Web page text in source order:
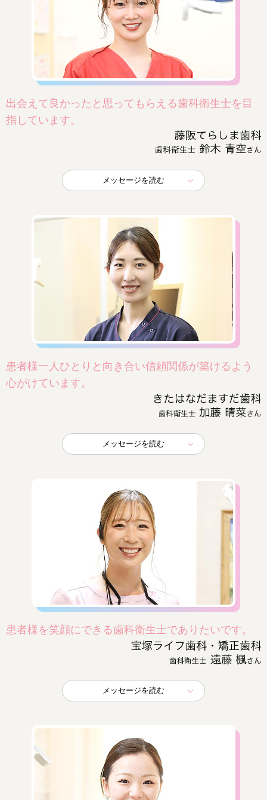
出会えて良かったと思ってもらえる歯科衛生士を目
指しています。
メッセージを読む
患者様一人ひとりと向き合い信頼関係が築けるよう
心がけています。
メッセージを読む
患者様を笑顔にできる歯科衛生士でありたいです。
メッセージを読む